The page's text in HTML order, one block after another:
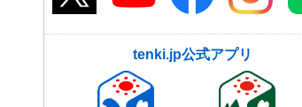
tenki.jp公式アプリ